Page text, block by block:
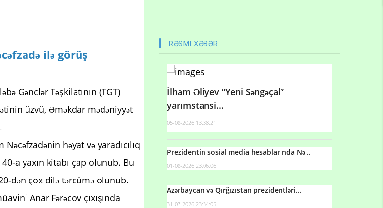
ilə görüş
Gənclər Təşkilatının (TGT)
üzvü, Əməkdar mədəniyyət
həyat və yaradıcılıq
a yaxın kitabı çap olunub. Bu
dən çox dilə tərcümə olunub.
Anar Fərəcov çıxışında
RƏSMI XƏBƏR
İlham Əliyev “Yeni Səngəçal”
yarımstansi...
05-08-2026 13:38:21
Prezidentin sosial media hesablarında Nə...
01-08-2026 23:06:06
Azərbaycan və Qırğızıstan prezidentləri...
31-07-2026 23:34:05